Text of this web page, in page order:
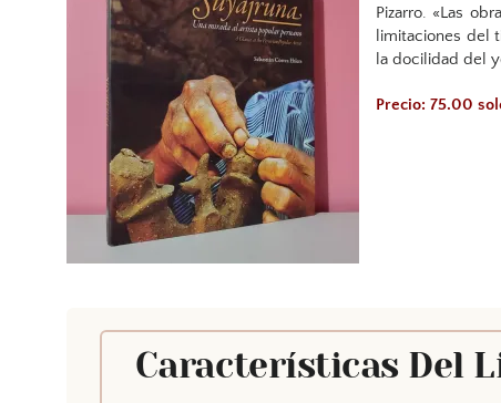
Pizarro. «Las
limitaciones del
la docilidad del
Precio: 75.00
Características Del